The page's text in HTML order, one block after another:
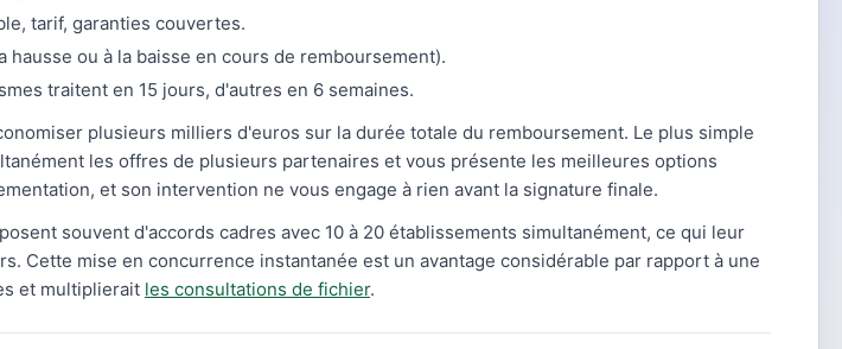
tarif, garanties couvertes.
ou à la baisse en cours de remboursement).
traitent en 15 jours, d'autres en 6 semaines.
plusieurs milliers d'euros sur la durée totale du remboursement. Le plus simple
les offres de plusieurs partenaires et vous présente les meilleures options
et son intervention ne vous engage à rien avant la signature finale.
souvent d'accords cadres avec 10 à 20 établissements simultanément, ce qui leur
Cette mise en concurrence instantanée est un avantage considérable par rapport à une
et multiplierait les consultations de fichier.